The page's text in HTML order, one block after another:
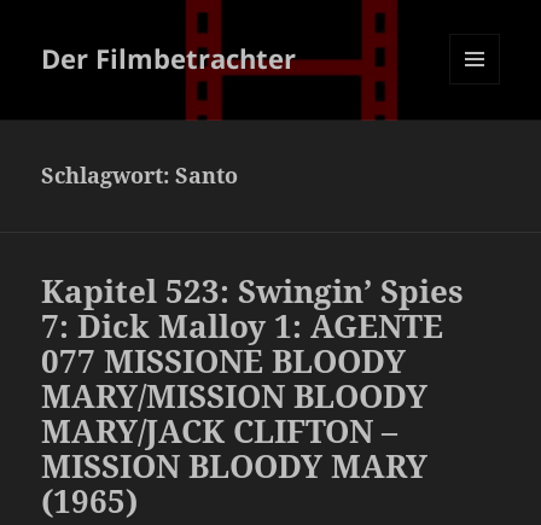
Der Filmbetrachter
Schlagwort:Santo
Kapitel 523: Swingin’ Spies
7: Dick Malloy 1: AGENTE
077 MISSIONE BLOODY
MARY/MISSION BLOODY
MARY/JACK CLIFTON –
MISSION BLOODY MARY
(1965)